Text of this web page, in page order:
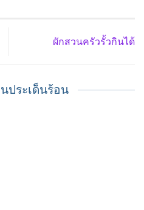
ผักสวนครัวรั้วกินได้
ประเด็นร้อน